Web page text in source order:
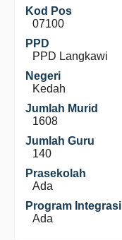
Kod Pos
07100
PPD
PPD Langkawi
Negeri
Kedah
Jumlah Murid
1608
Jumlah Guru
140
Prasekolah
Ada
Program Integrasi
Ada